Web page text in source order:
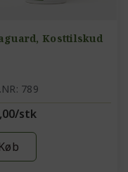
Kosttilskud
789
stk
Køb